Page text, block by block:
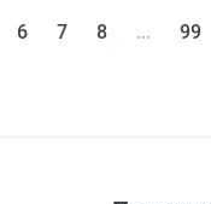
6 7 8 ... 99